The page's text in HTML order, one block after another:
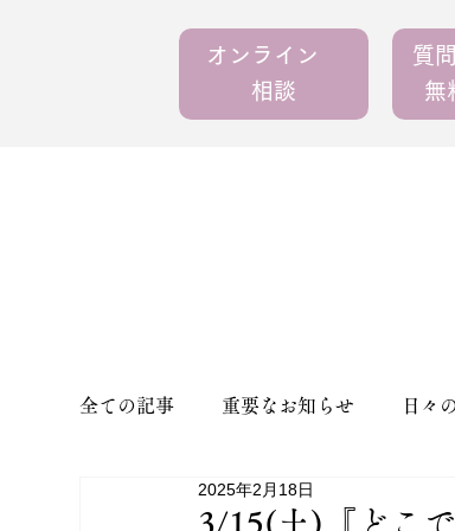
オンライン
相談
質
無
全ての記事 重要なお知らせ 日々
3/15(土)『どこ
2025年2月18日